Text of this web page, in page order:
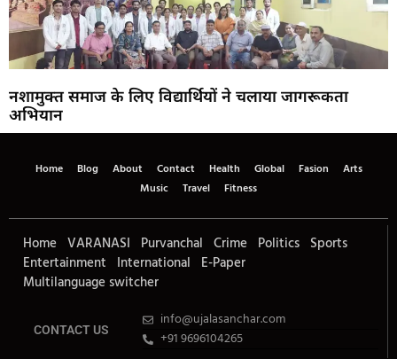
नशामुक्त समाज के लिए विद्यार्थियों ने चलाया जागरूकता
अभियान
Home Blog About Contact Health Global Fasion
Arts
Music
Travel Fitness
Home VARANASI Purvanchal Crime Politics Sports
Entertainment International E-Paper
Multilanguage switcher
CONTACT US
info@ujalasanchar.com
+91 9696104265